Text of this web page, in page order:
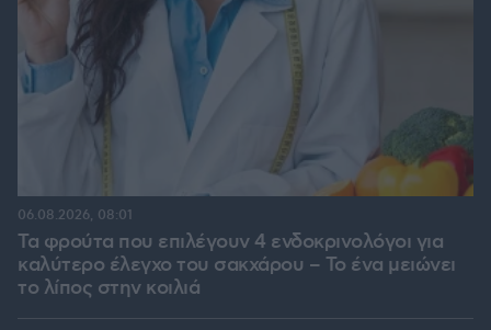
Τα φρούτα που επιλέγουν 4 ενδοκρινολόγοι για
καλύτερο έλεγχο του σακχάρου – Το ένα μειώνει
το λίπος στην κοιλιά
06.08.2026, 08:01